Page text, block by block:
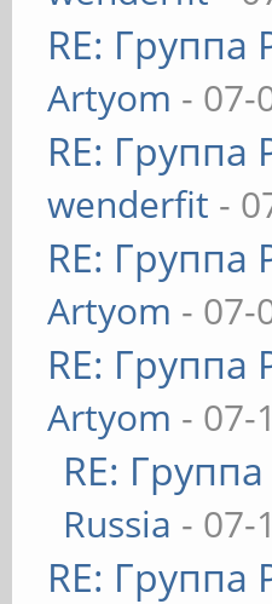
RE: Группа
Artyom - 07-
RE: Группа
wenderfit -
RE: Группа
Artyom - 07-
RE: Группа
Artyom - 07-
RE:
Russia - 07-
RE: Группа